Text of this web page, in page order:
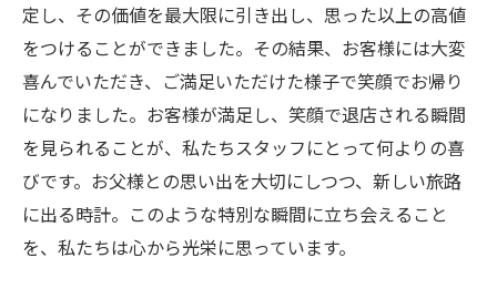
定し、その価値を最大限に引き出し、思った以上の高値
をつけることができました。その結果、お客様には大変
喜んでいただき、ご満足いただけた様子で笑顔でお帰り
になりました。お客様が満足し、笑顔で退店される瞬間
を見られることが、私たちスタッフにとって何よりの喜
びです。お父様との思い出を大切にしつつ、新しい旅路
に出る時計。このような特別な瞬間に立ち会えること
を、私たちは心から光栄に思っています。